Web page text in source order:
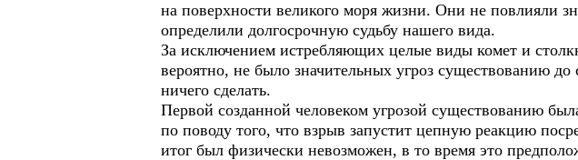
на поверхности великого моря жизни. Они не повлияли
определили долгосрочную судьбу нашего вида.
За исключением истребляющих целые виды комет и
вероятно, не было значительных угроз существованию
ничего сделать.
Первой созданной человеком угрозой существованию
по поводу того, что взрыв запустит цепную реакцию
итог был физически невозможен, в то время это